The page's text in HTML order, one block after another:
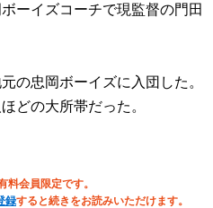
ーイズコーチで現監督の門田
の忠岡ボーイズに入団した。
どの大所帯だった。
料会員限定です。
録すると続きをお読みいただけます。